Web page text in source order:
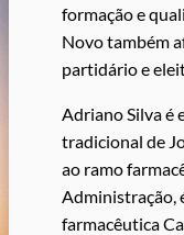
formação e
Novo também
partidário e
Adriano Silva é
tradicional de
ao ramo
Administração,
farmacêutica